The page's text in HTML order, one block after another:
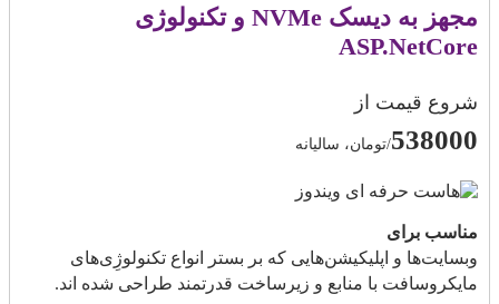
مجهز به دیسک NVMe و تکنولوژی
ASP.NetCore
شروع قیمت از
538000/تومان، سالیانه
مناسب برای
وبسایت‌ها و اپلیکیشن‌هایی که بر بستر انواع تکنولوژِی‌های
مایکروسافت با منابع و زیرساخت قدرتمند طراحی شده اند.